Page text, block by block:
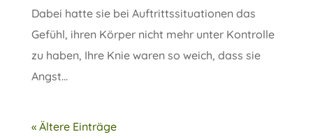
Dabei hatte sie bei Auftrittssituationen das
Gefühl, ihren Körper nicht mehr unter Kontrolle
zu haben, Ihre Knie waren so weich, dass sie
Angst...
« Ältere Einträge